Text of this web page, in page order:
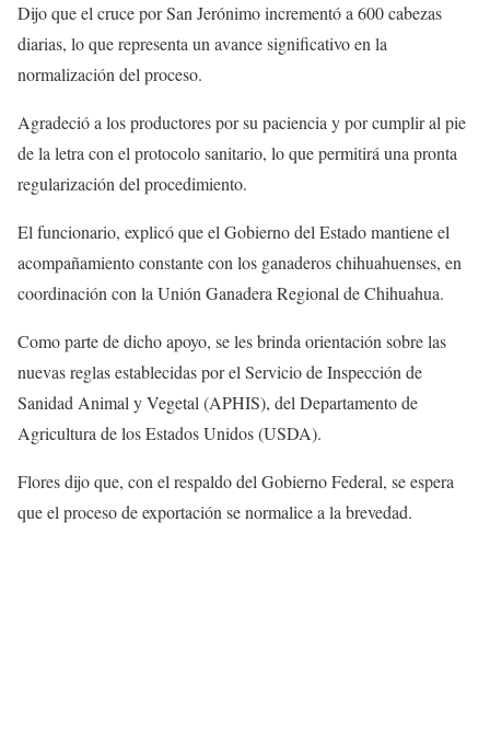
Dijo que el cruce por San Jerónimo incrementó a 600 cabezas
diarias, lo que representa un avance significativo en la
normalización del proceso.
Agradeció a los productores por su paciencia y por cumplir al pie
de la letra con el protocolo sanitario, lo que permitirá una pronta
regularización del procedimiento.
El funcionario, explicó que el Gobierno del Estado mantiene el
acompañamiento constante con los ganaderos chihuahuenses, en
coordinación con la Unión Ganadera Regional de Chihuahua.
Como parte de dicho apoyo, se les brinda orientación sobre las
nuevas reglas establecidas por el Servicio de Inspección de
Sanidad Animal y Vegetal (APHIS), del Departamento de
Agricultura de los Estados Unidos (USDA).
Flores dijo que, con el respaldo del Gobierno Federal, se espera
que el proceso de exportación se normalice a la brevedad.